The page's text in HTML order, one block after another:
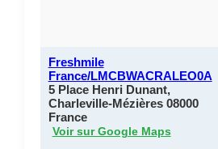
Freshmile
France/LMCBWACRALEO0A
5 Place Henri Dunant,
Charleville-Mézières 08000
France
Voir sur Google Maps